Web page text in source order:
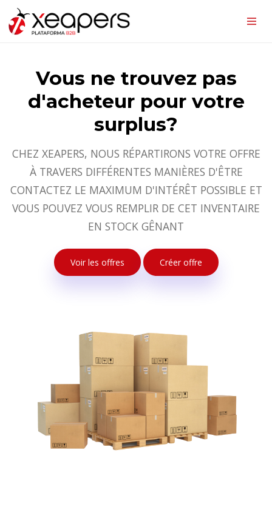
Vous ne trouvez pas
d'acheteur pour votre
surplus?
CHEZ XEAPERS, NOUS RÉPARTIRONS VOTRE OFFRE
À TRAVERS DIFFÉRENTES MANIÈRES D'ÊTRE
CONTACTEZ LE MAXIMUM D'INTÉRÊT POSSIBLE ET
VOUS POUVEZ VOUS REMPLIR DE CET INVENTAIRE
EN STOCK GÊNANT
Voir les offres Créer offre